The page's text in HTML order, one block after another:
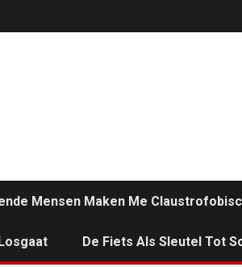
Mensen Maken Me
De Fiets Als Sleutel Tot